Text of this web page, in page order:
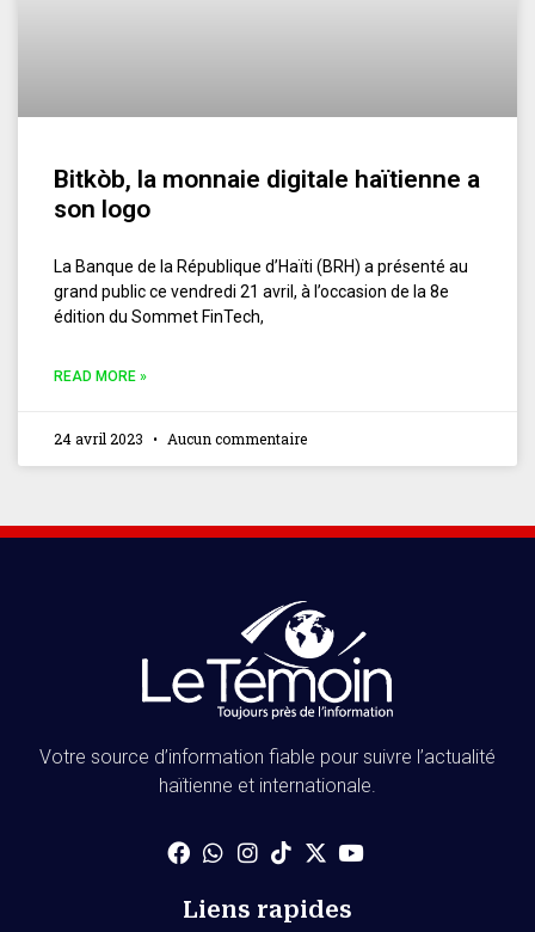
Bitkòb, la monnaie digitale haïtienne a
son logo
La Banque de la République d’Haïti (BRH) a présenté au
grand public ce vendredi 21 avril, à l’occasion de la 8e
édition du Sommet FinTech,
READ MORE »
24 avril 2023 Aucun commentaire
Votre source d’information fiable pour suivre l’actualité
haïtienne et internationale.
Liens rapides